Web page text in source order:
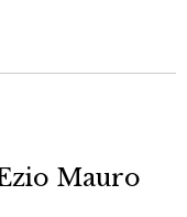
Mauro